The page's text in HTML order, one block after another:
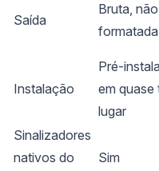
Saída
Bruta, não
formatada
Instalação
Pré-
em quase
lugar
Sinalizadores
nativos do
Sim